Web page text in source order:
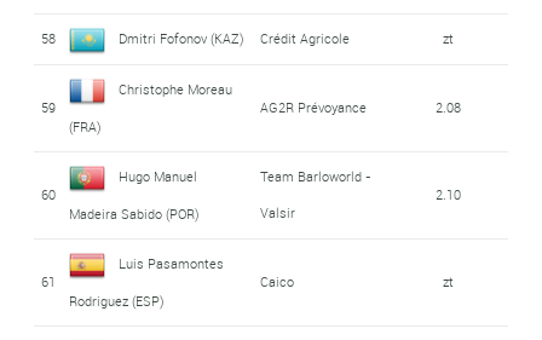
58 Dmitri Fofonov (KAZ) Crédit Agricole zt
59
Christophe Moreau
(FRA)
AG2R Prévoyance 2.08
60
Hugo Manuel
Madeira Sabido (POR)
Team Barloworld -
Valsir
2.10
61
Luis Pasamontes
Rodriguez (ESP)
Caico zt